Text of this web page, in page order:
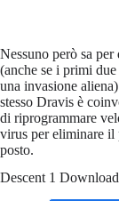
Nessuno però sa
(anche se i primi
una invasione
stesso Dravis è
di riprogrammare
virus per eliminare il
posto.
Descent 1 Download